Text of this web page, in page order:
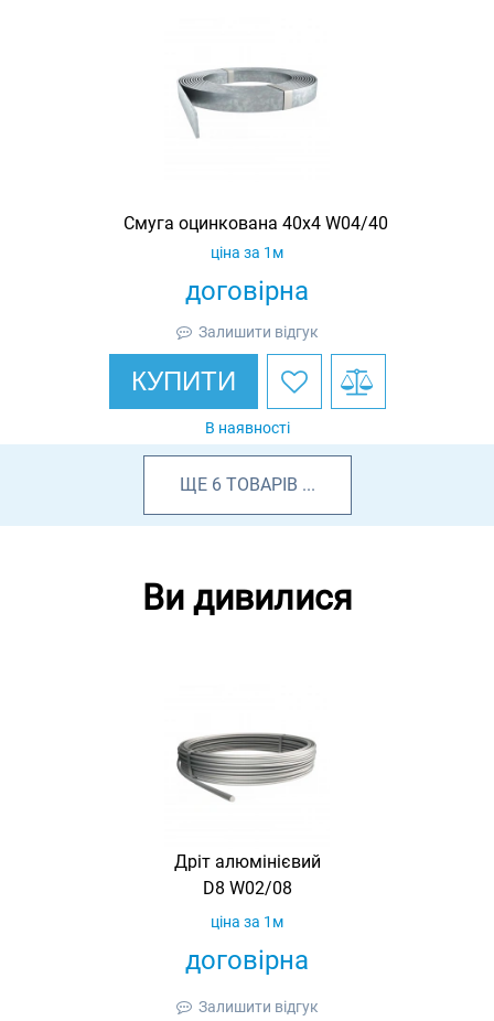
Смуга оцинкована 40х4 W04/40
договірна
ціна за 1м
Залишити відгук
КУПИТИ
В наявності
ЩЕ 6 ТОВАРІВ ...
Ви дивилися
Дріт алюмінієвий
D8 W02/08
договірна
ціна за 1м
Залишити відгук